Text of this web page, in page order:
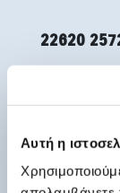
Αυτή η
22620
Ώρες
ΔΕ & ΤΕ: